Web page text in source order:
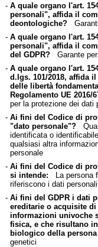
- A quale organo l'art.
personali", affida il
deontologiche?Garante
- A quale organo l'art.
personali", affida il
del GDPR?Garante per
- A quale organo l'art.
d.lgs. 101/2018, affida
delle libertà
Regolamento UE 2016/
per la protezione dei dati
- Ai fini del Codice di
"dato personale"?
identificata o
qualsiasi altra
personale
- Ai fini del Codice di
si intende: La persona
riferiscono i dati personali
- Ai fini del GDPR i dati
ereditarie o acquisite
informazioni univoche
fisica, e che risultano
biologico della
genetici